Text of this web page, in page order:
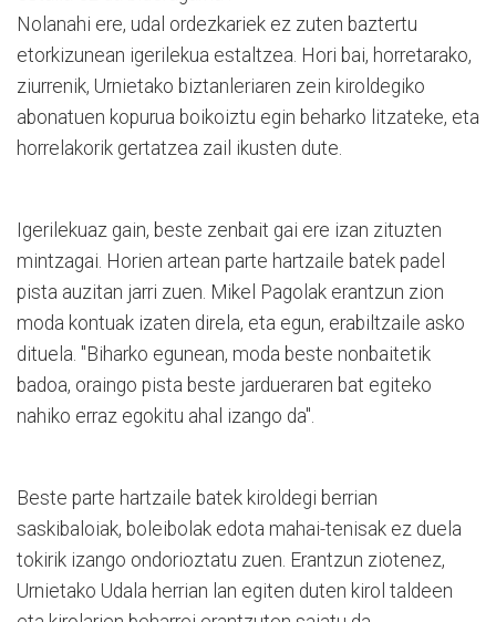
Nolanahi ere, udal ordezkariek ez zuten baztertu
etorkizunean igerilekua estaltzea. Hori bai, horretarako,
ziurrenik, Urnietako biztanleriaren zein kiroldegiko
abonatuen kopurua boikoiztu egin beharko litzateke, eta
horrelakorik gertatzea zail ikusten dute.
Igerilekuaz gain, beste zenbait gai ere izan zituzten
mintzagai. Horien artean parte hartzaile batek padel
pista auzitan jarri zuen. Mikel Pagolak erantzun zion
moda kontuak izaten direla, eta egun, erabiltzaile asko
dituela. "Biharko egunean, moda beste nonbaitetik
badoa, oraingo pista beste jardueraren bat egiteko
nahiko erraz egokitu ahal izango da".
Beste parte hartzaile batek kiroldegi berrian
saskibaloiak, boleibolak edota mahai-tenisak ez duela
tokirik izango ondorioztatu zuen. Erantzun ziotenez,
Urnietako Udala herrian lan egiten duten kirol taldeen